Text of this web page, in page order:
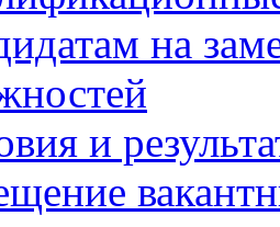
на
и